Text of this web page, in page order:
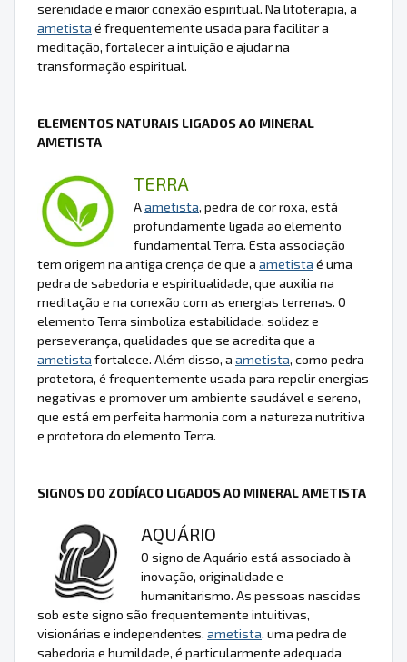
serenidade e maior conexão espiritual. Na litoterapia, a
ametista é frequentemente usada para facilitar a
meditação, fortalecer a intuição e ajudar na
transformação espiritual.
ELEMENTOS NATURAIS LIGADOS AO MINERAL
AMETISTA
TERRA
Aametista, pedra de cor roxa, está
profundamente ligada ao elemento
fundamental Terra. Esta associação
tem origem na antiga crença de que a ametista é uma
pedra de sabedoria e espiritualidade, que auxilia na
meditação e na conexão com as energias terrenas. O
elemento Terra simboliza estabilidade, solidez e
perseverança, qualidades que se acredita que a
ametista fortalece. Além disso, a ametista, como pedra
protetora, é frequentemente usada para repelir energias
negativas e promover um ambiente saudável e sereno,
que está em perfeita harmonia com a natureza nutritiva
e protetora do elemento Terra.
SIGNOS DO ZODÍACO LIGADOS AO MINERAL AMETISTA
AQUÁRIO
O signo de Aquário está associado à
inovação, originalidade e
humanitarismo. As pessoas nascidas
sob este signo são frequentemente intuitivas,
visionárias e independentes. ametista, uma pedra de
sabedoria e humildade, é particularmente adequada